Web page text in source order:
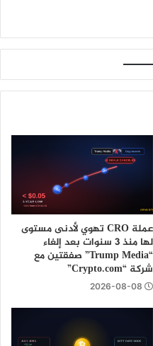
عملة CRO تهوي لأدنى مستوى
لها منذ 3 سنوات بعد إلغاء
“Trump Media” صفقتين مع
شركة “Crypto.com”
2026-08-08